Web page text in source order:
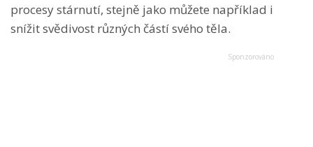
procesy stárnutí, stejně jako můžete například i
snížit svědivost různých částí svého těla.